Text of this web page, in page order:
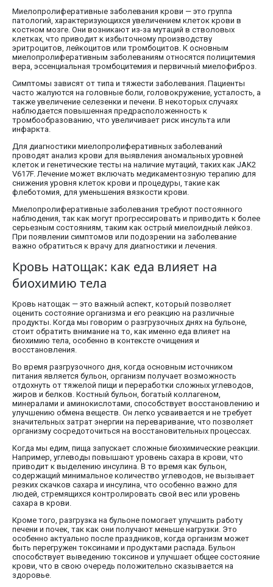
Миелопролиферативные заболевания крови — это группа
патологий, характеризующихся увеличением клеток крови в
костном мозге. Они возникают из-за мутаций в стволовых
клетках, что приводит к избыточному производству
эритроцитов, лейкоцитов или тромбоцитов. К основным
миелопролиферативным заболеваниям относятся полицитемия
вера, эссенциальная тромбоцитемия и первичный миелофиброз.
Симптомы зависят от типа и тяжести заболевания. Пациенты
часто жалуются на головные боли, головокружение, усталость, а
также увеличение селезенки и печени. В некоторых случаях
наблюдается повышенная предрасположенность к
тромбообразованию, что увеличивает риск инсульта или
инфаркта.
Для диагностики миелопролиферативных заболеваний
проводят анализ крови для выявления аномальных уровней
клеток и генетические тесты на наличие мутаций, таких как JAK2
V617F. Лечение может включать медикаментозную терапию для
снижения уровня клеток крови и процедуры, такие как
флеботомия, для уменьшения вязкости крови.
Миелопролиферативные заболевания требуют постоянного
наблюдения, так как могут прогрессировать и приводить к более
серьезным состояниям, таким как острый миелоидный лейкоз.
При появлении симптомов или подозрении на заболевание
важно обратиться к врачу для диагностики и лечения.
Кровь натощак: как еда влияет на
биохимию тела
Кровь натощак — это важный аспект, который позволяет
оценить состояние организма и его реакцию на различные
продукты. Когда мы говорим о разгрузочных днях на бульоне,
стоит обратить внимание на то, как именно еда влияет на
биохимию тела, особенно в контексте очищения и
восстановления.
Во время разгрузочного дня, когда основным источником
питания является бульон, организм получает возможность
отдохнуть от тяжелой пищи и переработки сложных углеводов,
жиров и белков. Костный бульон, богатый коллагеном,
минералами и аминокислотами, способствует восстановлению и
улучшению обмена веществ. Он легко усваивается и не требует
значительных затрат энергии на переваривание, что позволяет
организму сосредоточиться на восстановительных процессах.
Когда мы едим, пища запускает сложные биохимические реакции.
Например, углеводы повышают уровень сахара в крови, что
приводит к выделению инсулина. В то время как бульон,
содержащий минимальное количество углеводов, не вызывает
резких скачков сахара и инсулина, что особенно важно для
людей, стремящихся контролировать свой вес или уровень
сахара в крови.
Кроме того, разгрузка на бульоне помогает улучшить работу
печени и почек, так как они получают меньше нагрузки. Это
особенно актуально после праздников, когда организм может
быть перегружен токсинами и продуктами распада. Бульон
способствует выведению токсинов и улучшает общее состояние
крови, что в свою очередь положительно сказывается на
здоровье.